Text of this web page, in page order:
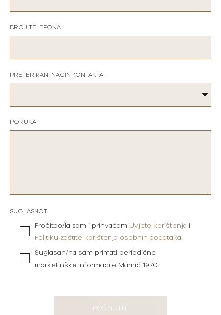
BROJ TELEFONA
PREFERIRANI NAČIN KONTAKTA
PORUKA
SUGLASNOT
Pročitao/la sam i prihvaćam Uvjete korištenja i
Politiku zaštite korištenja osobnih podataka.
Suglasan/na sam primati periodične
marketinške informacije Mamić 1970.
POŠALJITE